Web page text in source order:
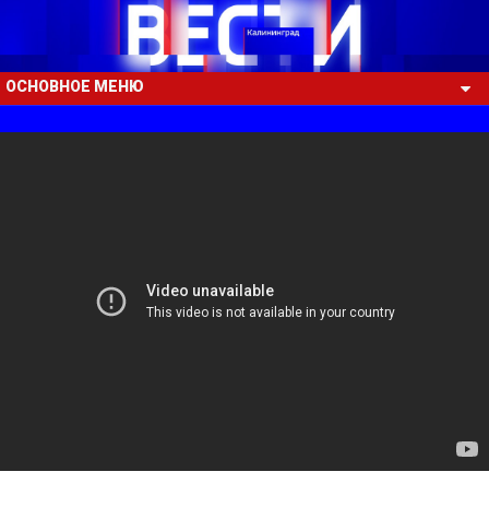
ОСНОВНОЕ МЕНЮ